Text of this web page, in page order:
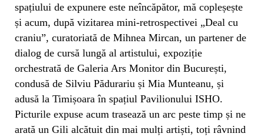
spațiului de expunere este neîncăpător, mă copleșește
și acum, după vizitarea mini-retrospectivei „Deal cu
craniu”, curatoriată de Mihnea Mircan, un partener de
dialog de cursă lungă al artistului, expoziție
orchestrată de Galeria Ars Monitor din București,
condusă de Silviu Pădurariu și Mia Munteanu, și
adusă la Timișoara în spațiul Pavilionului ISHO.
Picturile expuse acum trasează un arc peste timp și ne
arată un Gili alcătuit din mai mulți artiști, toți râvnind